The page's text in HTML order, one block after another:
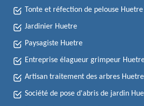
Tonte et réfection de pelouse Huetre
Jardinier Huetre
Paysagiste Huetre
Entreprise élagueur grimpeur
Artisan traitement des arbres
Société de pose d'abris de jardin